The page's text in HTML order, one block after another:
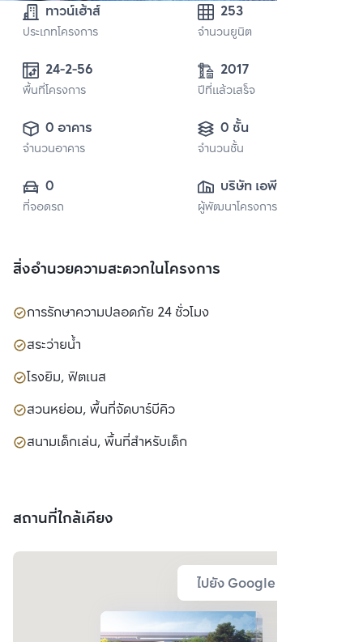
ทาวน์เฮ้าส์
ประเภทโครงการ
253
จำนวนยูนิต
24-2-56
พื้นที่โครงการ
2017
ปีที่แล้วเสร็จ
0 อาคาร
จำนวนอาคาร
0 ชั้น
จำนวนชั้น
0
ที่จอดรถ
บริษัท เอพี (ไทย
แลนด์)
ผู้พัฒนาโครงการ
สิ่งอำนวยความสะดวกในโครงการ
การรักษาความปลอดภัย 24 ชั่วโมง
สระว่ายน้ำ
โรงยิม, ฟิตเนส
สวนหย่อม, พื้นที่จัดบาร์บีคิว
สนามเด็กเล่น, พื้นที่สำหรับเด็ก
สถานที่ใกล้เคียง
ไปยัง Google Map